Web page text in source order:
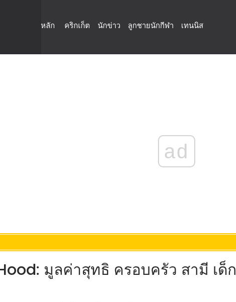
หลัก คริกเก็ต นักข่าว ลูกชายนักกีฬา เทนนิส
ad
มูลค่าสุทธิ ครอบครัว สามี เด็ก